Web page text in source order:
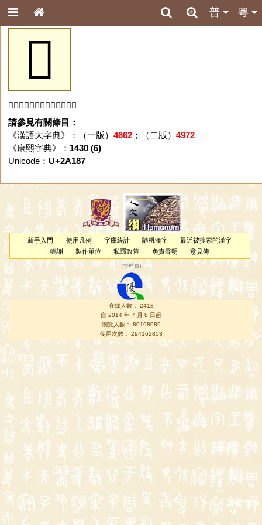
粵
普
𪆇
「𪆇」字未收錄於本資料庫。
請參見有關條目：
《漢語大字典》：（一版） 4662；（二版） 4972
《康熙字典》： 1430 (6)
Unicode： U+2A187
新手入門 使用凡例 字庫統計 隨機漢字
最近被搜索的漢字
鳴謝
製作單位 私隱政策 免責聲明 意見簿
（管理員 ）
在線人數： 2418
自 2014 年 7 月 8 日起
瀏覽人數： 80198089
使用次數： 294162853